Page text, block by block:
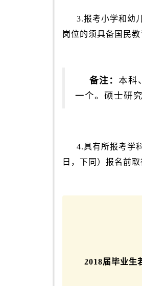
3.报考小学和幼
岗位的须具备国民教
备注： 本科
一个。硕士研
4.具有所报考学
日，下同）报名前取
2018届毕业生